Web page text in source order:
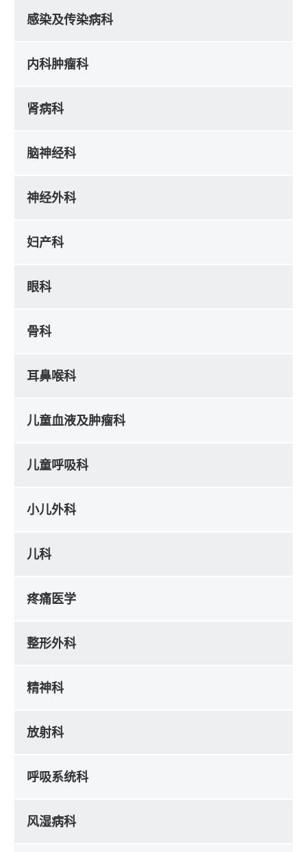
感染及传染病科
内科肿瘤科
肾病科
脑神经科
神经外科
妇产科
眼科
骨科
耳鼻喉科
儿童血液及肿瘤科
儿童呼吸科
小儿外科
儿科
疼痛医学
整形外科
精神科
放射科
呼吸系统科
风湿病科